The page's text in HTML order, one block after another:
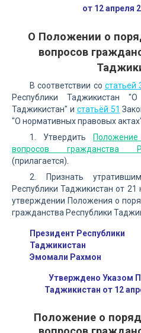
от 12 апреля
О Положении о
вопросов
В соответствии со статьей
Республики Таджикистан
Таджикистан" и статьёй 51
"О нормативных правовых
1. Утвердить
вопросов гражданства
(прилагается).
2. Признать
Республики Таджикистан от
утверждении Положения о
гражданства Республики
Президент Республики
Таджикистан
Эмомали Рахмон
Утверждено Указом
Таджикистан от 12
Положение о